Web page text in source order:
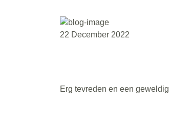
22 December 2022
Erg tevreden en een